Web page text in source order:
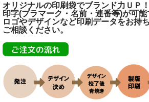
オリジナルの印刷袋でブランド力ＵＰ！
印字(プラマーク・名前・連番等)が可能
ロゴやデザインなど印刷データをお持
ご相談ください。